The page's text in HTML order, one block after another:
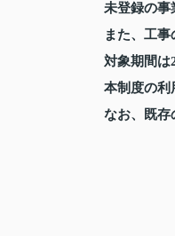
未登録の事
また、工
対象期間は
本制度の利
なお、既存